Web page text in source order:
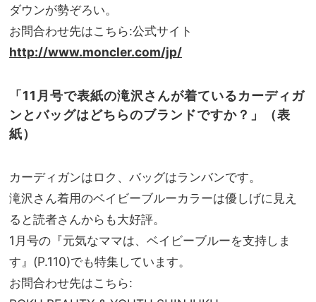
ダウンが勢ぞろい。
お問合わせ先はこちら:公式サイト
http://www.moncler.com/jp/
「11月号で表紙の滝沢さんが着ているカーディガ
ンとバッグはどちらのブランドですか？」（表
紙）
カーディガンはロク、バッグはランバンです。
滝沢さん着用のベイビーブルーカラーは優しげに見え
ると読者さんからも大好評。
1月号の『元気なママは、ベイビーブルーを支持しま
す』(P.110)でも特集しています。
お問合わせ先はこちら: